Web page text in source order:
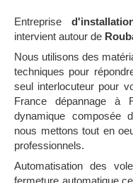
Entreprise
intervient autour de
Nous utilisons des
techniques pour
seul interlocuteur pour
France dépannage à
dynamique composée
nous mettons tout en
professionnels.
Automatisation des